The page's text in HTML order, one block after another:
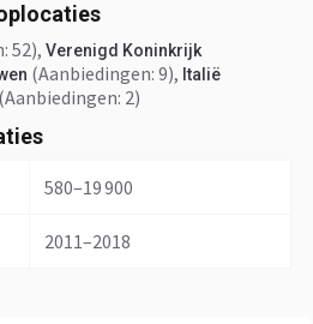
52), Verenigd Koninkrijk
(Aanbiedingen: 9), Italië
(Aanbiedingen: 2)
580–19 900
2011–2018